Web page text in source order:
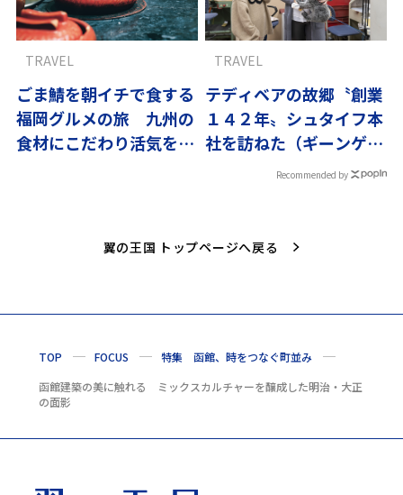
ごま鯖を朝イチで食する
福岡グルメの旅 九州の
食材にこだわり活気をい
TRAVEL
テディベアの故郷〝創業
１４２年〟シュタイフ本
社を訪ねた（ギーンゲ
ン）〜ドイツの優しさに
TRAVEL
Recommended by
翼の王国 トップページへ戻る
TOP FOCUS
特集 函館、時をつなぐ町並み
函館建築の美に触れる ミックスカルチャーを醸成した明治・大正
の面影